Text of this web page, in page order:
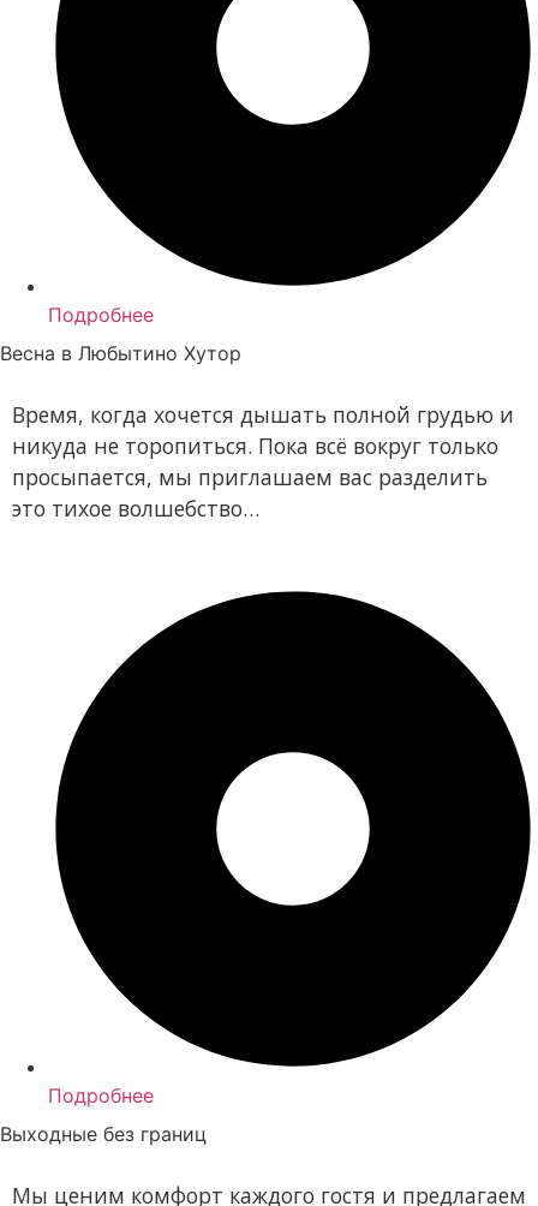
Подробнее
Весна в Любытино Хутор
Время, когда хочется дышать полной грудью и
никуда не торопиться. Пока всё вокруг только
просыпается, мы приглашаем вас разделить
это тихое волшебство…
Подробнее
Выходные без границ
Мы ценим комфорт каждого гостя и предлагаем